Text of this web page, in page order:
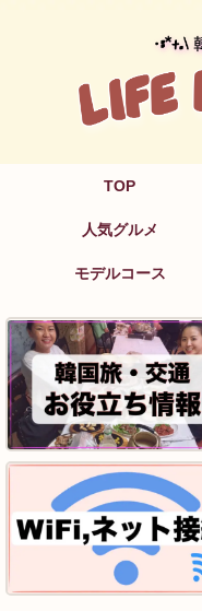
TOP
人気グルメ
モデルコース